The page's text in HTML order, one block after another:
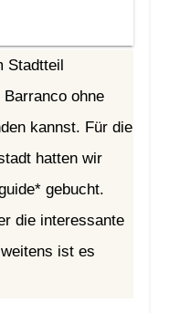
Stadtteil
ohne
kannst. Für die
hatten wir
gebucht.
die interessante
ist es